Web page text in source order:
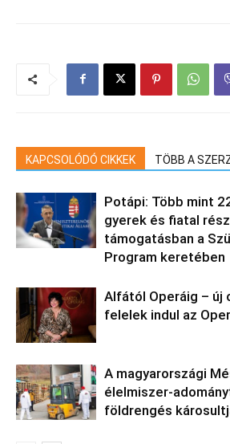
KAPCSOLÓDÓ CIKKEK TÖBB A
Potápi: Több mint
gyerek és fiatal
támogatásban a
Program keretében
Alfától Operáig – új
felelek indul az
A magyarországi
élelmiszer-
földrengés